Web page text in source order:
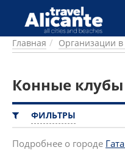
Перейти к основному
ГОРОДА
ПИТАНИЕ
ПЛЯЖИ
КЕМПИНГ
Главная Организации
Конные клубы
ФИЛЬТРЫ
Подробнее о городе